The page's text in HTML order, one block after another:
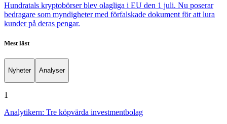
Hundratals kryptobörser blev olagliga i EU den 1 juli. Nu poserar
bedragare som myndigheter med förfalskade dokument för att lura
kunder på deras pengar.
Mest läst
Nyheter Analyser
1
Analytikern: Tre köpvärda investmentbolag